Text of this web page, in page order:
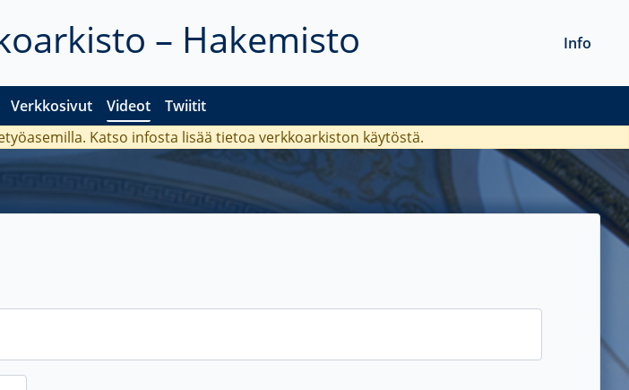
– Hakemisto
Verkkosivut Videot Twiitit
Info
Katso infosta lisää tietoa verkkoarkiston käytöstä.